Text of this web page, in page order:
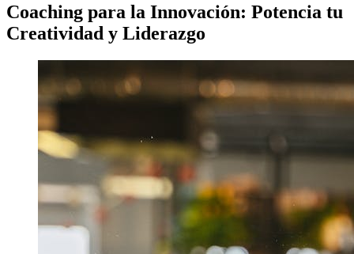
Coaching para la Innovación: Potencia tu
Creatividad y Liderazgo